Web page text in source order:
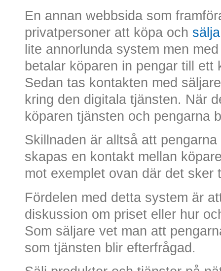
En annan webbsida som
privatpersoner att köpa och
lite annorlunda system men
betalar köparen in pengar till
Sedan tas kontakten med
kring den digitala tjänsten. När
köparen tjänsten och pengarna
Skillnaden är alltså att
skapas en kontakt mellan
mot exemplet ovan där det sker
Fördelen med detta system är
diskussion om priset eller hur
Som säljare vet man att
som tjänsten blir efterfrågad.